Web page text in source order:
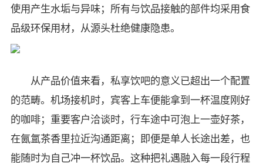
使用产生水垢与异味；所有与饮品接触的部件均采用食
品级环保用材，从源头杜绝健康隐患。
从产品价值来看，私享饮吧的意义已超出一个配置
的范畴。机场接机时，宾客上车便能拿到一杯温度刚好
的咖啡；重要客户洽谈时，行车途中可泡上一壶好茶，
在氤氲茶香里拉近沟通距离；即便是单人长途出差，也
能随时为自己冲一杯饮品。这种把礼遇融入每一段行程